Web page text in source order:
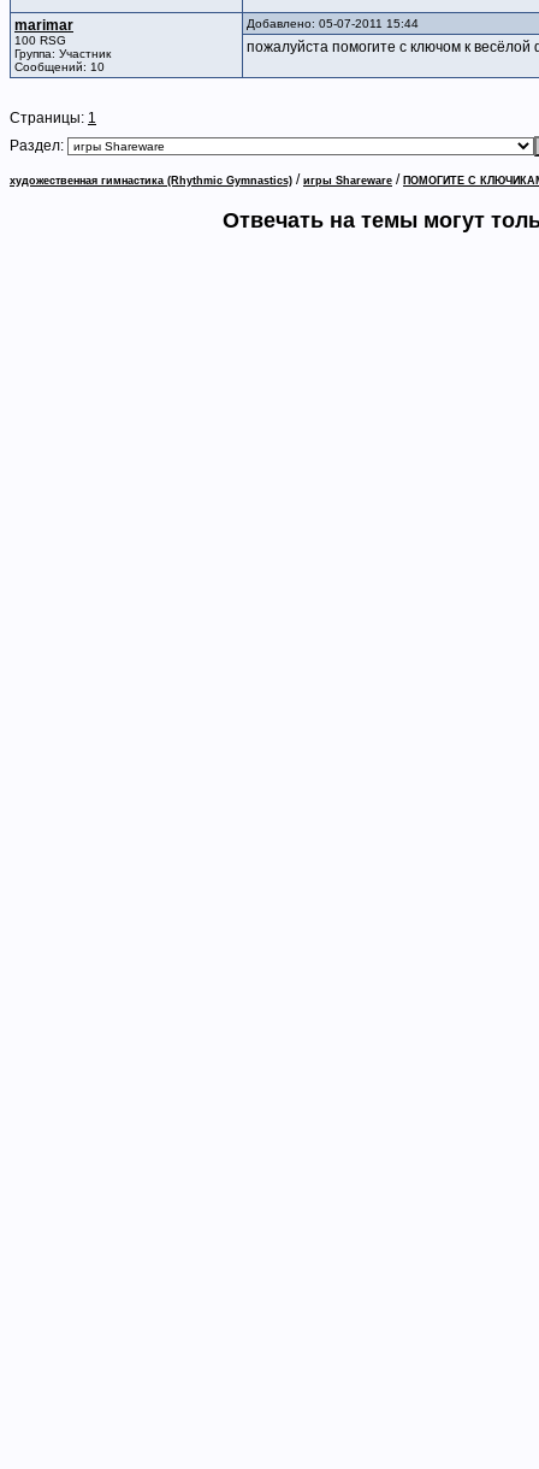
marimar
100 RSG
Группа: Участник
Сообщений: 10
Добавлено: 05-07-2011 15:44
пожалуйста помогите с ключом к
Страницы: 1
Раздел:
художественная гимнастика (Rhythmic Gymnastics) / игры Shareware / ПОМОГИТЕ С
Отвечать на темы могут